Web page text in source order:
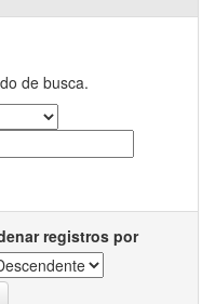
de busca.
registros por